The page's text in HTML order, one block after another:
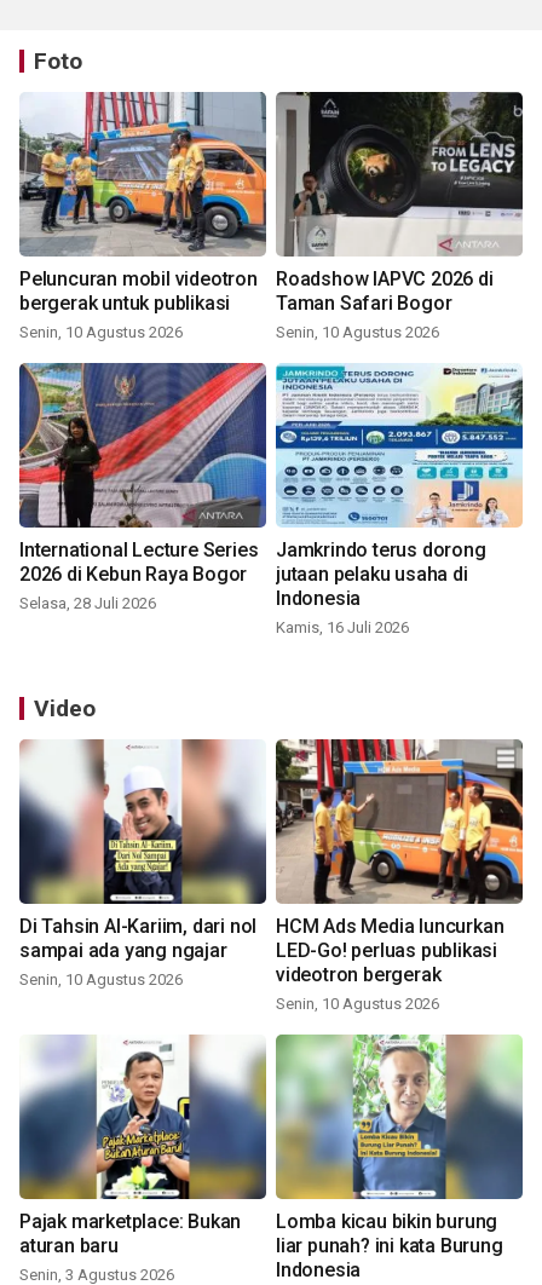
Foto
Peluncuran mobil videotron
bergerak untuk publikasi
Senin, 10 Agustus 2026
Roadshow IAPVC 2026 di
Taman Safari Bogor
Senin, 10 Agustus 2026
International Lecture Series
2026 di Kebun Raya Bogor
Selasa, 28 Juli 2026
Jamkrindo terus dorong
jutaan pelaku usaha di
Indonesia
Kamis, 16 Juli 2026
Video
Di Tahsin Al-Kariim, dari nol
sampai ada yang ngajar
Senin, 10 Agustus 2026
HCM Ads Media luncurkan
LED-Go! perluas publikasi
videotron bergerak
Senin, 10 Agustus 2026
Pajak marketplace: Bukan
aturan baru
Senin, 3 Agustus 2026
Lomba kicau bikin burung
liar punah? ini kata Burung
Indonesia